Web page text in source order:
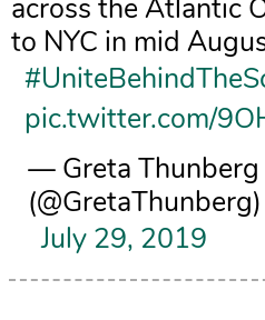
across the Atlantic
to NYC in mid
pic.twitter.com/
— Greta Thunberg
(@GretaThunberg)
July 29, 2019